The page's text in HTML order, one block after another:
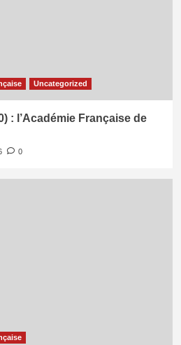
Uncategorized
: l’Académie Française de
0